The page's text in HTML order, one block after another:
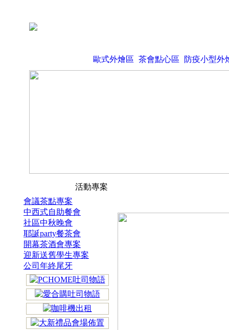
歐式外燴區 茶會點心區 防疫小型外
活動專案
會議茶點專案
中西式自助餐會
社區中秋晚會
耶誕party餐茶會
開幕茶酒會專案
迎新送舊學生專案
公司年終尾牙